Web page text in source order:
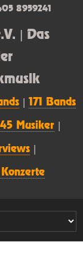
| Das
|171 Bands
Musiker
8959241